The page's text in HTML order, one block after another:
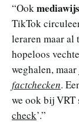
“Ook
TikTok
leraren maar al
hopeloos
weghalen, maar
factchecken.
we ook bij VRT
check’.”